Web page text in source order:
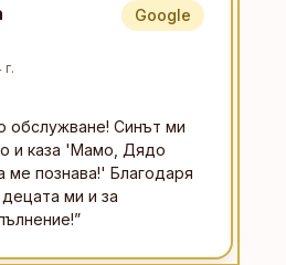
Google
обслужване! Синът ми
и каза 'Мамо, Дядо
ме познава!' Благодаря
ми и за
”